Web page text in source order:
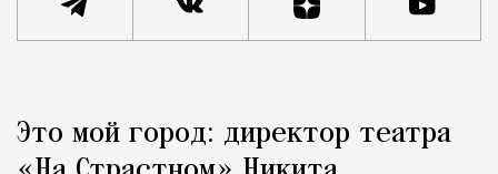
Город
Это мой город: директор театра